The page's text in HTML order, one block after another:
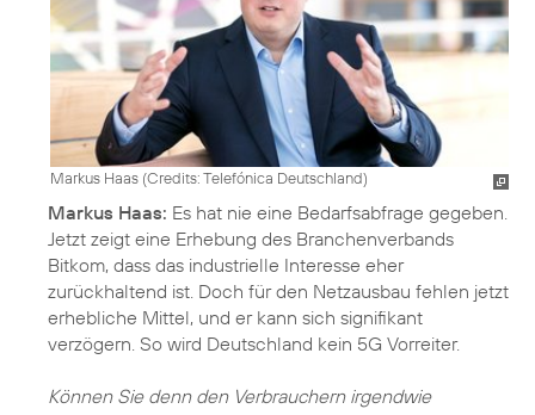
Markus Haas (Credits: Telefónica Deutschland)
Markus Haas: Es hat nie eine Bedarfsabfrage gegeben.
Jetzt zeigt eine Erhebung des Branchenverbands
Bitkom, dass das industrielle Interesse eher
zurückhaltend ist. Doch für den Netzausbau fehlen jetzt
erhebliche Mittel, und er kann sich signifikant
verzögern. So wird Deutschland kein 5G Vorreiter.
Können Sie denn den Verbrauchern irgendwie